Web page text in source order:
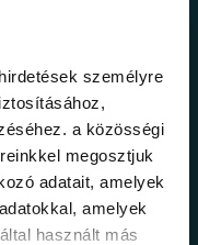
személyre
a közösségi
megosztjuk
adatait, amelyek
amelyek
használt más
a